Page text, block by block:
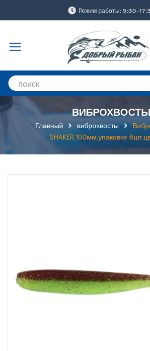
Режим работы: 9:30-
Главный виброхвосты
SHAKER,100мм,упаковке